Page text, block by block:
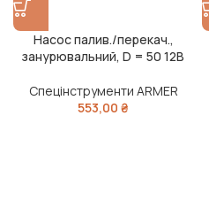
Насос палив./перекач.,
занурювальний, D = 50 12В
Спецінструменти ARMER
553,00 ₴